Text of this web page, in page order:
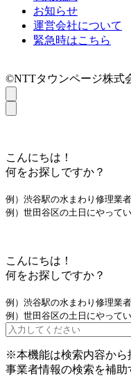
お知らせ
運営会社について
緊急時はこちら
©NTTタウンページ株式
こんにちは！
何をお探しですか？
例）渋谷駅の水まわり修理業者
例）世田谷区の土日にやって
こんにちは！
何をお探しですか？
例）渋谷駅の水まわり修理業者
例）世田谷区の土日にやって
※本機能は検索内容から
事業者情報の検索を補助